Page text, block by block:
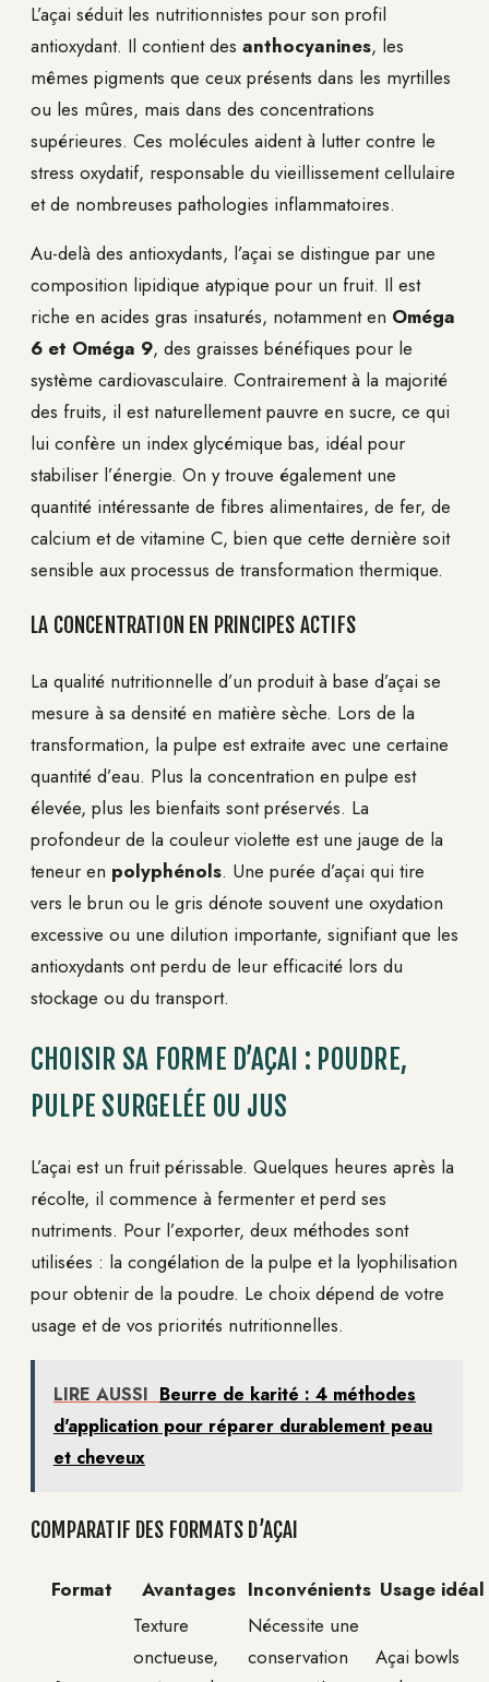
L’açai séduit les nutritionnistes pour son profil
antioxydant. Il contient des anthocyanines, les
mêmes pigments que ceux présents dans les myrtilles
ou les mûres, mais dans des concentrations
supérieures. Ces molécules aident à lutter contre le
stress oxydatif, responsable du vieillissement cellulaire
et de nombreuses pathologies inflammatoires.
Au-delà des antioxydants, l’açai se distingue par une
composition lipidique atypique pour un fruit. Il est
riche en acides gras insaturés, notamment en Oméga
6 et Oméga 9, des graisses bénéfiques pour le
système cardiovasculaire. Contrairement à la majorité
des fruits, il est naturellement pauvre en sucre, ce qui
lui confère un index glycémique bas, idéal pour
stabiliser l’énergie. On y trouve également une
quantité intéressante de fibres alimentaires, de fer, de
calcium et de vitamine C, bien que cette dernière soit
sensible aux processus de transformation thermique.
LA CONCENTRATION EN PRINCIPES ACTIFS
La qualité nutritionnelle d’un produit à base d’açai se
mesure à sa densité en matière sèche. Lors de la
transformation, la pulpe est extraite avec une certaine
quantité d’eau. Plus la concentration en pulpe est
élevée, plus les bienfaits sont préservés. La
profondeur de la couleur violette est une jauge de la
teneur en polyphénols. Une purée d’açai qui tire
vers le brun ou le gris dénote souvent une oxydation
excessive ou une dilution importante, signifiant que les
antioxydants ont perdu de leur efficacité lors du
stockage ou du transport.
CHOISIR SA FORME D’AÇAI : POUDRE,
PULPE SURGELÉE OU JUS
L’açai est un fruit périssable. Quelques heures après la
récolte, il commence à fermenter et perd ses
nutriments. Pour l’exporter, deux méthodes sont
utilisées : la congélation de la pulpe et la lyophilisation
pour obtenir de la poudre. Le choix dépend de votre
usage et de vos priorités nutritionnelles.
LIRE AUSSI Beurre de karité : 4 méthodes
d'application pour réparer durablement peau
et cheveux
COMPARATIF DES FORMATS D’AÇAI
Format Avantages Inconvénients Usage idéal
Texture
onctueuse,
Nécessite une
conservation
Açai bowls